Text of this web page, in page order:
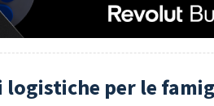
logistiche per le